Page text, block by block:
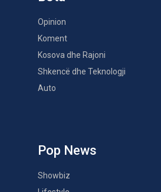
Opinion
Koment
Kosova dhe Rajoni
Shkencë dhe Teknologji
Auto
Pop News
Showbiz